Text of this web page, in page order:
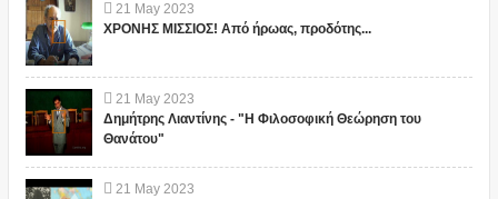
21 May 2023
ΧΡΟΝΗΣ ΜΙΣΣΙΟΣ! Από ήρωας, προδότης...
21 May 2023
Δημήτρης Λιαντίνης - "Η Φιλοσοφική Θεώρηση του
Θανάτου"
21 May 2023